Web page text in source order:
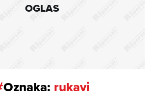
OGLAS
Oznaka: rukavi